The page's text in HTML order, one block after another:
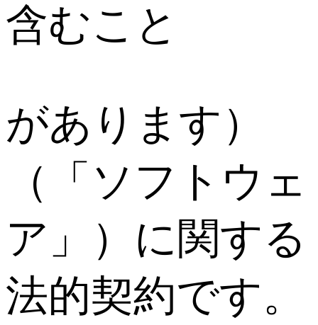
含むこと
があります）
（「ソフトウェ
ア」）に関する
法的契約です。